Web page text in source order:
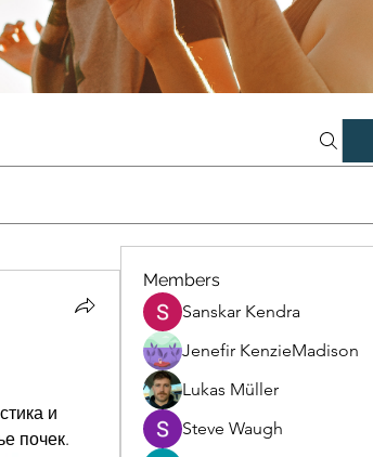
и
почек.
Members
Sanskar Kendra
Jenefir KenzieMadison
Lukas Müller
Steve Waugh